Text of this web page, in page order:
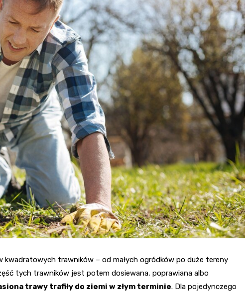
kwadratowych trawników – od małych ogródków po duże tereny
tych trawników jest potem dosiewana, poprawiana albo
trawy trafiły do ziemi w złym terminie. Dla pojedynczego